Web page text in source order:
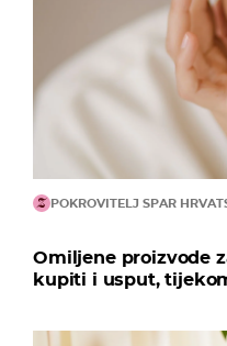
POKROVITELJ SPAR
Omiljene proizvode
kupiti i usput,